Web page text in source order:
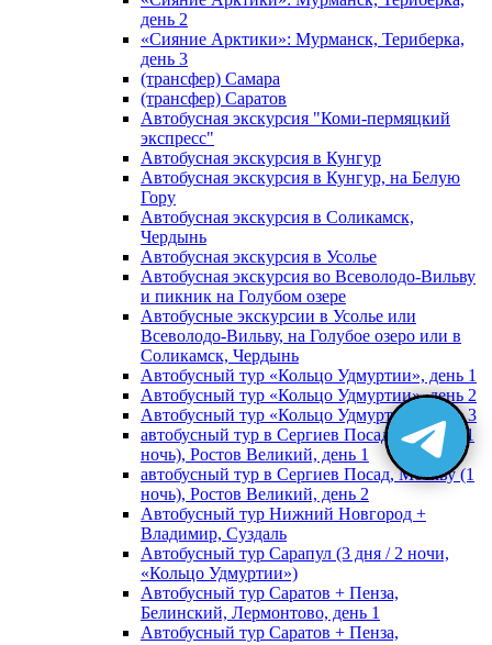
день 2
«Сияние Арктики»: Мурманск, Териберка,
день 3
(трансфер) Самара
(трансфер) Саратов
Автобусная экскурсия "Коми-пермяцкий
экспресс"
Автобусная экскурсия в Кунгур
Автобусная экскурсия в Кунгур, на Белую
Гору
Автобусная экскурсия в Соликамск,
Чердынь
Автобусная экскурсия в Усолье
Автобусная экскурсия во Всеволодо-Вильву
и пикник на Голубом озере
Автобусные экскурсии в Усолье или
Всеволодо-Вильву, на Голубое озеро или в
Соликамск, Чердынь
Автобусный тур «Кольцо Удмуртии», день 1
Автобусный тур «Кольцо Удмуртии», день 2
Автобусный тур «Кольцо Удмуртии», день 3
автобусный тур в Сергиев Посад, Москву (1
ночь), Ростов Великий, день 1
автобусный тур в Сергиев Посад, Москву (1
ночь), Ростов Великий, день 2
Автобусный тур Нижний Новгород +
Владимир, Суздаль
Автобусный тур Сарапул (3 дня / 2 ночи,
«Кольцо Удмуртии»)
Автобусный тур Саратов + Пенза,
Белинский, Лермонтово, день 1
Автобусный тур Саратов + Пенза,